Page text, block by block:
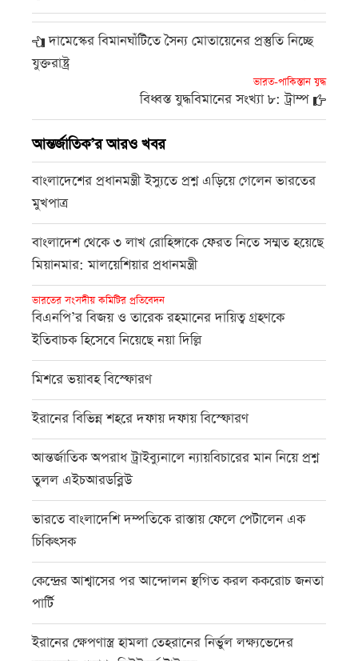
দামেস্কের বিমানঘাঁটিতে সৈন্য মোতায়েনের প্রস্তুতি নিচ্ছে
যুক্তরাষ্ট্র
ভারত-পাকিস্তান যুদ্ধ
বিধ্বস্ত যুদ্ধবিমানের সংখ্যা ৮: ট্রাম্প
আন্তর্জাতিক’র আরও খবর
বাংলাদেশের প্রধানমন্ত্রী ইস্যুতে প্রশ্ন এড়িয়ে গেলেন ভারতের
মুখপাত্র
বাংলাদেশ থেকে ৩ লাখ রোহিঙ্গাকে ফেরত নিতে সম্মত হয়েছে
মিয়ানমার: মালয়েশিয়ার প্রধানমন্ত্রী
ভারতের সংসদীয় কমিটির প্রতিবেদন
বিএনপি’র বিজয় ও তারেক রহমানের দায়িত্ব গ্রহণকে
ইতিবাচক হিসেবে নিয়েছে নয়া দিল্লি
মিশরে ভয়াবহ বিস্ফোরণ
ইরানের বিভিন্ন শহরে দফায় দফায় বিস্ফোরণ
আন্তর্জাতিক অপরাধ ট্রাইব্যুনালে ন্যায়বিচারের মান নিয়ে প্রশ্ন
তুলল এইচআরডব্লিউ
ভারতে বাংলাদেশি দম্পতিকে রাস্তায় ফেলে পেটালেন এক
চিকিৎসক
কেন্দ্রের আশ্বাসের পর আন্দোলন স্থগিত করল ককরোচ জনতা
পার্টি
ইরানের ক্ষেপণাস্ত্র হামলা তেহরানের নির্ভুল লক্ষ্যভেদের